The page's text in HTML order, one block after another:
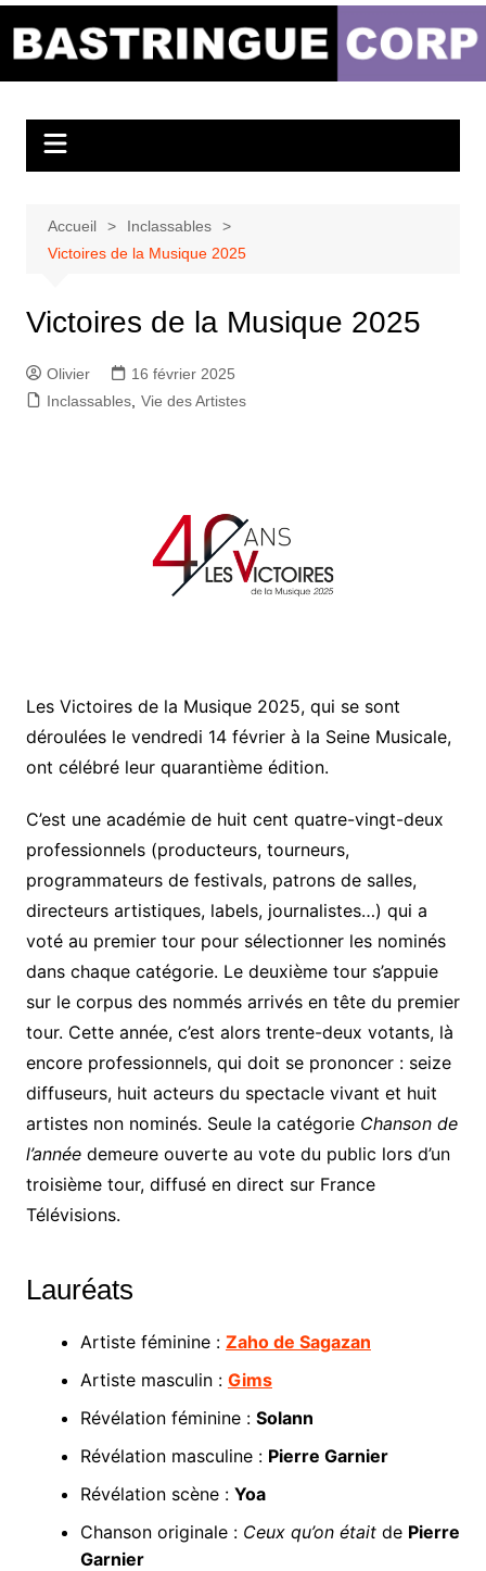
Bastringue Corp –
Musicales
Accueil
Inclassables
Victoires de la Musique 2025
Victoires de la Musique 2025
Olivier
16 février 2025
Inclassables, Vie des Artistes
Les Victoires de la Musique 2025, qui se sont
déroulées le vendredi 14 février à la Seine Musicale,
ont célébré leur quarantième édition.
C’est une académie de huit cent quatre-vingt-deux
professionnels (producteurs, tourneurs,
programmateurs de festivals, patrons de salles,
directeurs artistiques, labels, journalistes…) qui a
voté au premier tour pour sélectionner les nominés
dans chaque catégorie. Le deuxième tour s’appuie
sur le corpus des nommés arrivés en tête du premier
tour. Cette année, c’est alors trente-deux votants, là
encore professionnels, qui doit se prononcer : seize
diffuseurs, huit acteurs du spectacle vivant et huit
artistes non nominés. Seule la catégorie Chanson de
l’annéedemeure ouverte au vote du public lors d’un
troisième tour, diffusé en direct sur France
Télévisions.
Lauréats
Artiste féminine : Zaho de Sagazan
Artiste masculin : Gims
Révélation féminine : Solann
Révélation masculine : Pierre Garnier
Révélation scène : Yoa
Chanson originale : Ceux qu’on étaitde Pierre
Garnier